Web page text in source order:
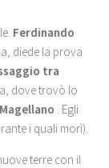
Ferdinando
diede la prova
tra
dove trovò lo
. Egli
i quali morì).
terre con il